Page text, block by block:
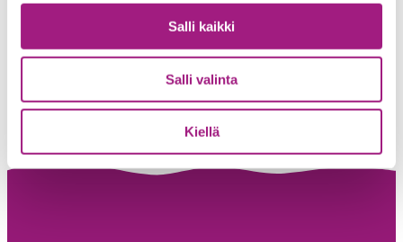
Salli kaikki
Salli valinta
Kiellä